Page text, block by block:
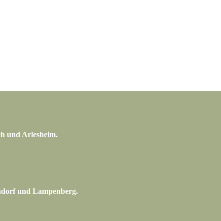
und Arlesheim.
und Lampenberg.